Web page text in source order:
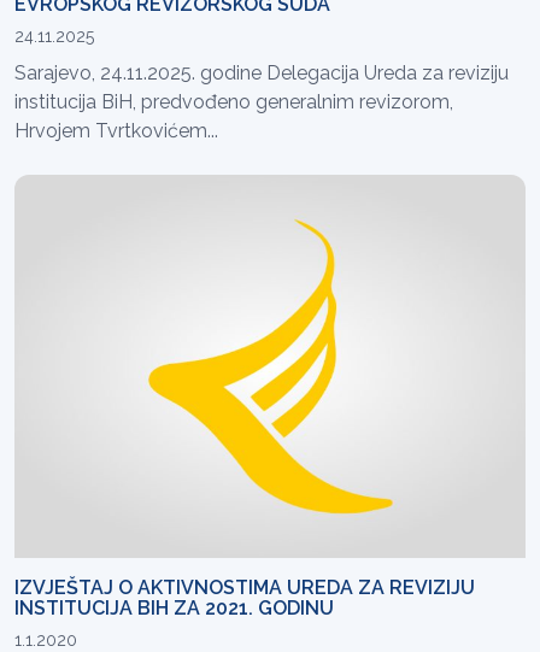
24.11.2025
Sarajevo, 24.11.2025. godine Delegacija Ureda za reviziju
institucija BiH, predvođeno generalnim revizorom,
Hrvojem Tvrtkovićem...
IZVJEŠTAJ O AKTIVNOSTIMA UREDA ZA REVIZIJU
INSTITUCIJA BIH ZA 2021. GODINU
1.1.2020